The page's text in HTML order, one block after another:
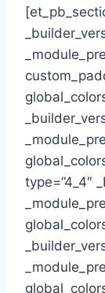
type=”4_4″